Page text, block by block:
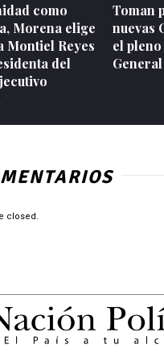
como
Morena elige
Montiel Reyes
del
Toman
nuevas
el
closed.